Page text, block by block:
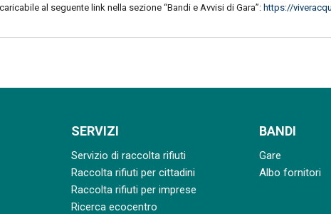
al seguente link nella sezione “Bandi e Avvisi di Gara”: https://
SERVIZI
Servizio di raccolta rifiuti
Raccolta rifiuti per cittadini
Raccolta rifiuti per imprese
Ricerca ecocentro
BANDI
Gare
Albo fornitori